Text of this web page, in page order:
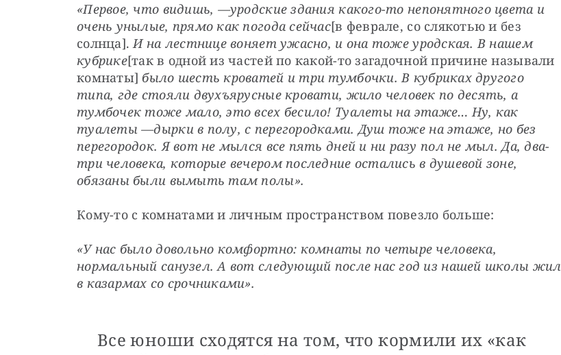
«Первое, что видишь, —​уродские здания какого-то непонятного цвета и
очень унылые, прямо как погода сейчас[в феврале, со слякотью и без
солнца]. И на лестнице воняет ужасно, и она тоже уродская. В нашем
кубрике[так в одной из частей по какой-то загадочной причине называли
комнаты] ​было шесть кроватей и три тумбочки. В кубриках другого
типа, где стояли двухъярусные кровати, жило человек по десять, а
тумбочек тоже мало, это всех бесило! Туалеты на этаже… Ну, как
туалеты —​дырки в полу, с перегородками. Душ тоже на этаже, но без
перегородок. Я вот не мылся все пять дней и ни разу пол не мыл. Да, два-
три человека, которые вечером последние остались в душевой зоне,
обязаны были вымыть там полы».
Кому-то с комнатами и личным пространством повезло больше:
«У нас было довольно комфортно: комнаты по четыре человека,
нормальный санузел. А вот следующий после нас год из нашей школы жил
в казармах со срочниками».
Все юноши сходятся на том, что кормили их «как